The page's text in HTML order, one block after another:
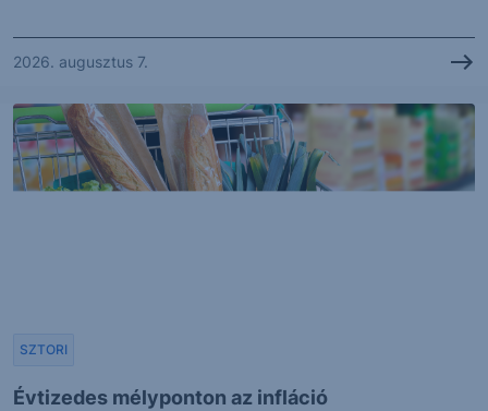
2026. augusztus 7.
Évtizedes mélyponton az infláció
SZTORI